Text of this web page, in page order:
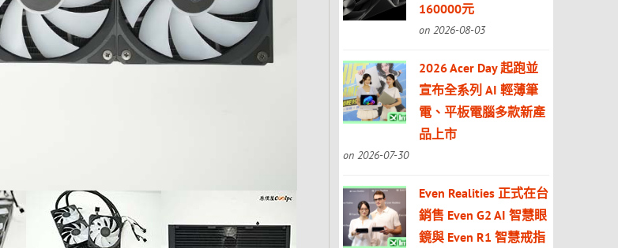
160000元
on 2026-08-03
2026 Acer Day 起跑並
宣布全系列 AI 輕薄筆
電、平板電腦多款新產
品上市
on 2026-07-30
Even Realities 正式在台
銷售 Even G2 AI 智慧眼
鏡與 Even R1 智慧戒指